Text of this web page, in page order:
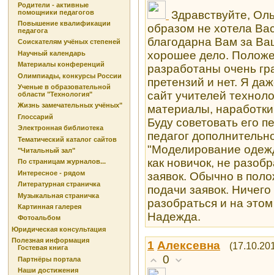
Родители - активные
помощники педагогов
Повышение квалификации
педагога
Соискателям учёных степеней
Научный календарь
Материалы конференций
Олимпиады, конкурсы России
Ученые в образовательной
области "Технология"
Жизнь замечательных учёных"
Глоссарий
Электронная библиотека
Тематический каталог сайтов
"Читальный зал"
По страницам журналов...
Интересное - рядом
Литературная страничка
Музыкальная страничка
Картинная галерея
Фотоальбом
Юридическая консультация
Полезная информация
Гостевая книга
Партнёры портала
Наши достижения
Здравствуйте,
образом не хотела
благодарна Вам за
хорошее дело.
разработаны очень
претензий и нет. Я
сайт учителей
материалы,
Буду советовать его
педагог
"Моделирование
как новичок, не
заявок. Обычно в
подачи заявок.
разобраться и на
Надежда.
1 Алексевна
0